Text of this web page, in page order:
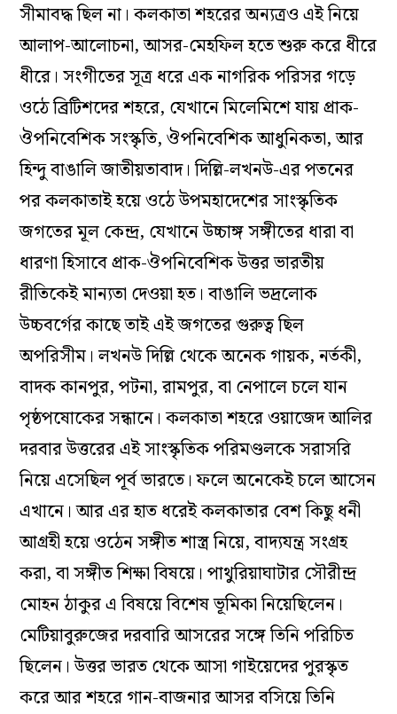
সীমাবদ্ধ ছিল না। কলকাতা শহরের অন্যত্রও এই নিয়ে
আলাপ-আলোচনা, আসর-মেহফিল হতে শুরু করে ধীরে
ধীরে। সংগীতের সূত্র ধরে এক নাগরিক পরিসর গড়ে
ওঠে ব্রিটিশদের শহরে, যেখানে মিলেমিশে যায় প্রাক-
ঔপনিবেশিক সংস্কৃতি, ঔপনিবেশিক আধুনিকতা, আর
হিন্দু বাঙালি জাতীয়তাবাদ। দিল্লি-লখনউ-এর পতনের
পর কলকাতাই হয়ে ওঠে উপমহাদেশের সাংস্কৃতিক
জগতের মূল কেন্দ্র, যেখানে উচ্চাঙ্গ সঙ্গীতের ধারা বা
ধারণা হিসাবে প্রাক-ঔপনিবেশিক উত্তর ভারতীয়
রীতিকেই মান্যতা দেওয়া হত। বাঙালি ভদ্রলোক
উচ্চবর্গের কাছে তাই এই জগতের গুরুত্ব ছিল
অপরিসীম। লখনউ দিল্লি থেকে অনেক গায়ক, নর্তকী,
বাদক কানপুর, পটনা, রামপুর, বা নেপালে চলে যান
পৃষ্ঠপষোকের সন্ধানে। কলকাতা শহরে ওয়াজেদ আলির
দরবার উত্তরের এই সাংস্কৃতিক পরিমণ্ডলকে সরাসরি
নিয়ে এসেছিল পূর্ব ভারতে। ফলে অনেকেই চলে আসেন
এখানে। আর এর হাত ধরেই কলকাতার বেশ কিছু ধনী
আগ্রহী হয়ে ওঠেন সঙ্গীত শাস্ত্র নিয়ে, বাদ্যযন্ত্র সংগ্রহ
করা, বা সঙ্গীত শিক্ষা বিষয়ে। পাথুরিয়াঘাটার সৌরীন্দ্র
মোহন ঠাকুর এ বিষয়ে বিশেষ ভূমিকা নিয়েছিলেন।
মেটিয়াবুরুজের দরবারি আসরের সঙ্গে তিনি পরিচিত
ছিলেন। উত্তর ভারত থেকে আসা গাইয়েদের পুরস্কৃত
করে আর শহরে গান-বাজনার আসর বসিয়ে তিনি